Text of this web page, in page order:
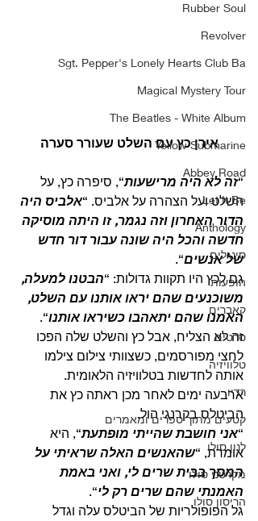
Rubber Soul
Revolver
Sgt. Pepper's Lonely Hearts Club Ba
Magical Mystery Tour
The Beatles - White Album
Yellow Submarine
Abbey Road
Let It Be
Anthology
סינגלים
הופעות
קאברים
סרטים
טלוויזיה
רדיו
קטעים מתוך ספרים ומאמרים
לנון סולו
מקרטני סולו
הריסון סולו
אירן כץ עם השלט שעורר סערה
“זה לא היה מרישעות“, סיפרה כץ, על
השלט ועל הצהרה על אלביס. “אלביס היה
הדור האחרון וזה נגמר, זו היתה מוסיקה
חדשה והכל היה שונה עבור דור חדש
של אנשים“.
גם לכץ היו תקוות גדולות: “הבטנו למעלה,
משוכנעים שהם יראו אותנו עם השלט,
האמנו שהם יתאהבו כשיראו אותנו“.
זה לא הצליח, אבל כץ והשלט שלה הפכו
לחצי מפורסמים, כשצוותי צילום צילמו
אותה לחדשות בטלוויזיה הלאומית.
ארבעה ימים לאחר מכן ראתה כץ את
הביטלס בקרנגי הול.
“אני חושבת שהייתי מופתעת“, היא
אומרת, “שהאנשים האלה שראיתי על
המסך בבית שרים לי, ואני באמת
האמנתי שהם שרים רק לי“.
גל הפופולריות של הביטלס עלה וגדל